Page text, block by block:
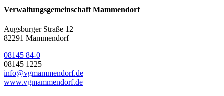
Verwaltungsgemeinschaft Mammendorf
Augsburger Straße 12
82291 Mammendorf
08145 84-0
08145 1225
info@vgmammendorf.de
www.vgmammendorf.de